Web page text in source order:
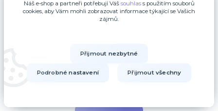
Hnědá kůže s ocelovým uzávěrem šířka 6 mm
350 Kč
Náš e-shop a partneři potřebují Váš souhlass použitím souborů
cookies, aby Vám mohli zobrazovat informace týkající se Vašich
zájmů.
Přijmout nezbytné
Podrobné nastavení Přijmout všechny